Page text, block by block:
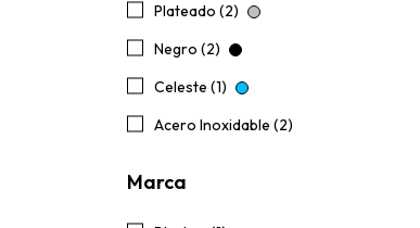
Plateado (2)
Negro (2)
Celeste (1)
Acero Inoxidable (2)
Marca